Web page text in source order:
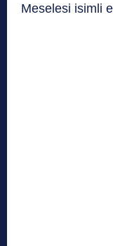
Meselesi isimli